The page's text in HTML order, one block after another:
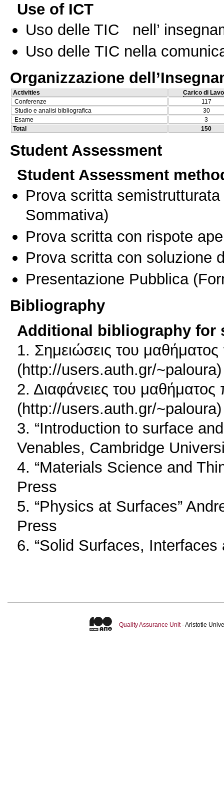
Use of ICT
Uso delle TIC nell’
Uso delle TIC nella
Organizzazione
Activities
Carico di
Conferenze
117
Studio e analisi bibliografica
30
Esame
3
Total
150
Student Assessment
Student Assessment
Prova scritta
Sommativa)
Prova scritta con rispote
Prova scritta con soluzione
Presentazione Pubblica
Bibliography
Additional bibliography for
1. Σημειώσεις του μαθήματος
(http://users.auth.gr/~paloura)
2. Διαφάνειες του μαθήματος
(http://users.auth.gr/~paloura)
3. “Introduction to surface
Venables, Cambridge
4. “Materials Science and
Press
5. “Physics at Surfaces”
Press
6. “Solid Surfaces,
Quality Assurance Unit- Aristotle